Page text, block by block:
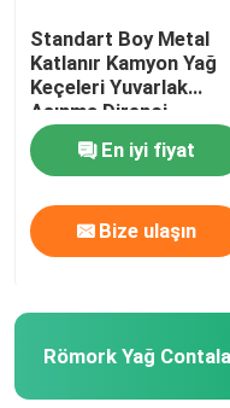
Standart Boy Metal
Katlanır Kamyon Yağ
Keçeleri Yuvarlak
Aşınma Direnci
En iyi fiyat
Bize ulaşın
Römork Yağ